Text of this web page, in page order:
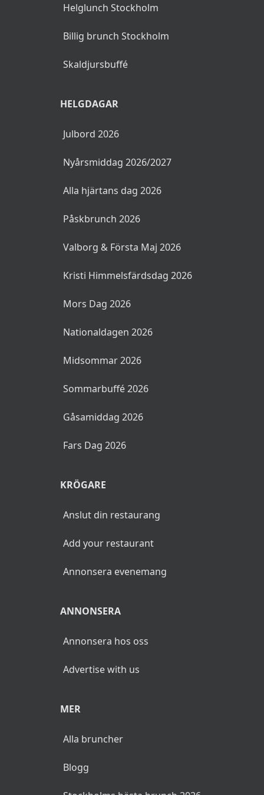
Helglunch Stockholm
Billig brunch Stockholm
Skaldjursbuffé
HELGDAGAR
Julbord 2026
Nyårsmiddag 2026/2027
Alla hjärtans dag 2026
Påskbrunch 2026
Valborg & Första Maj 2026
Kristi Himmelsfärdsdag 2026
Mors Dag 2026
Nationaldagen 2026
Midsommar 2026
Sommarbuffé 2026
Gåsamiddag 2026
Fars Dag 2026
KRÖGARE
Anslut din restaurang
Add your restaurant
Annonsera evenemang
ANNONSERA
Annonsera hos oss
Advertise with us
MER
Alla bruncher
Blogg